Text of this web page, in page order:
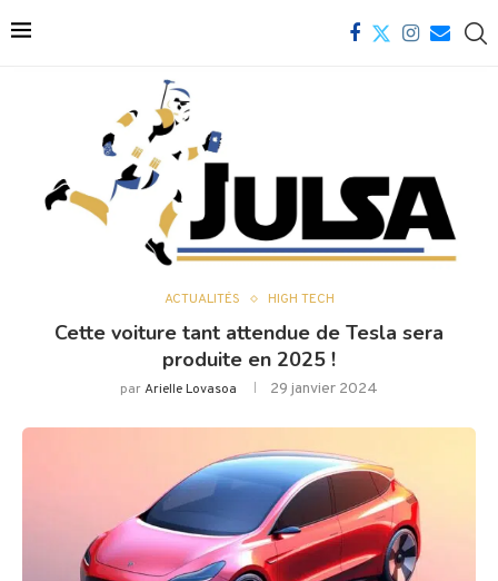
ACTUALITÉS HIGH TECH
Cette voiture tant attendue de Tesla sera
produite en 2025 !
parArielle Lovasoa 29 janvier 2024